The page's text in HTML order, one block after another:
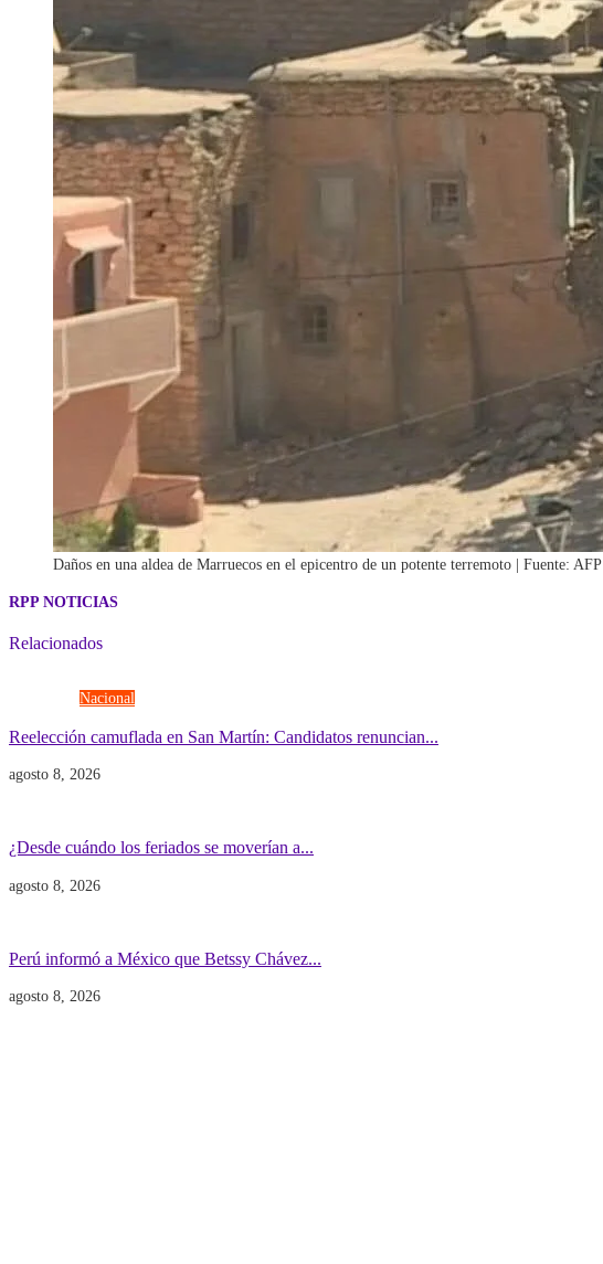
Daños en una aldea de Marruecos en el epicentro de un potente terremoto | Fuente: AFP
RPP NOTICIAS
Relacionados
Nacional
Reelección camuflada en San Martín: Candidatos renuncian...
agosto 8, 2026
¿Desde cuándo los feriados se moverían a...
agosto 8, 2026
Perú informó a México que Betssy Chávez...
agosto 8, 2026